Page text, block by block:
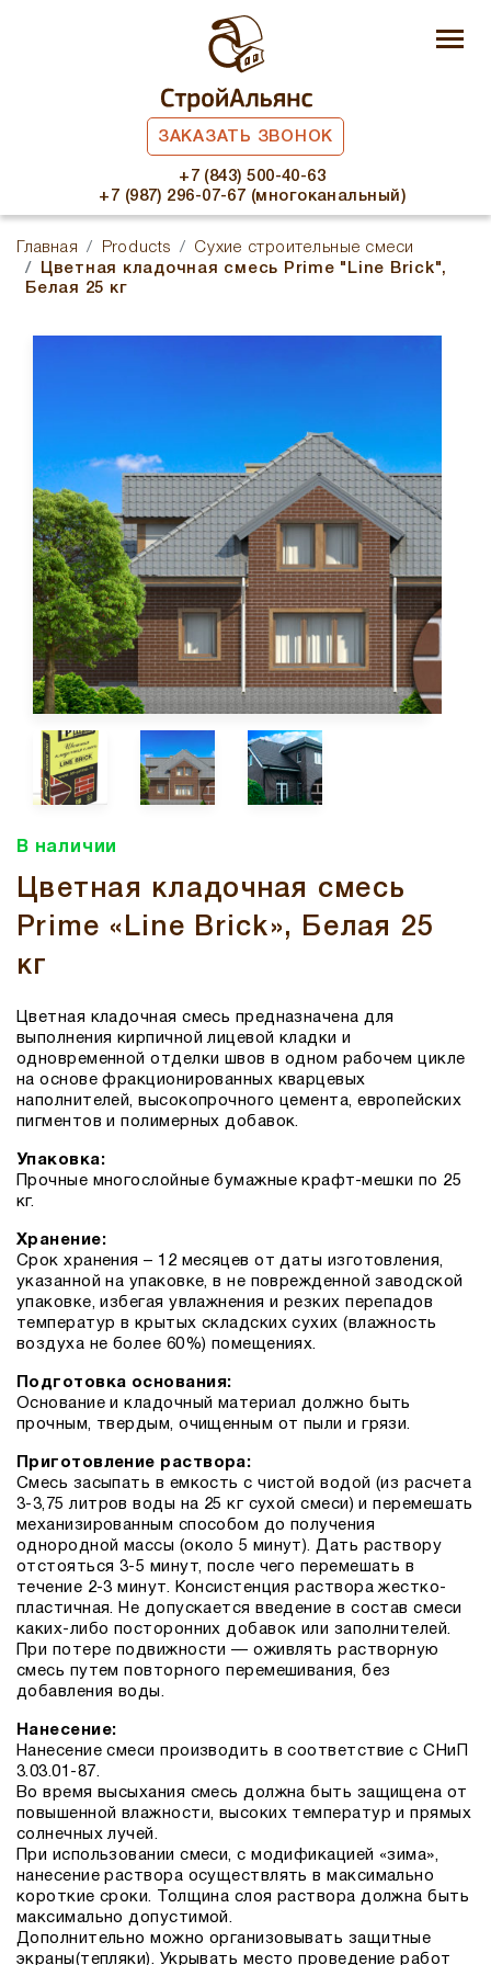
ЗАКАЗАТЬ ЗВОНОК
+7 (843) 500-40-63
+7 (987) 296-07-67 (многоканальный)
Главная Products
Сухие строительные смеси
Цветная кладочная смесь Prime "Line Brick",
Белая 25 кг
В наличии
Цветная кладочная смесь
Prime «Line Brick», Белая 25
кг
Цветная кладочная смесь предназначена для
выполнения кирпичной лицевой кладки и
одновременной отделки швов в одном рабочем цикле
на основе фракционированных кварцевых
наполнителей, высокопрочного цемента, европейских
пигментов и полимерных добавок.
Упаковка:
Прочные многослойные бумажные крафт-мешки по 25
кг.
Хранение:
Срок хранения – 12 месяцев от даты изготовления,
указанной на упаковке, в не поврежденной заводской
упаковке, избегая увлажнения и резких перепадов
температур в крытых складских сухих (влажность
воздуха не более 60%) помещениях.
Подготовка основания:
Основание и кладочный материал должно быть
прочным, твердым, очищенным от пыли и грязи.
Приготовление раствора:
Смесь засыпать в емкость с чистой водой (из расчета
3-3,75 литров воды на 25 кг сухой смеси) и перемешать
механизированным способом до получения
однородной массы (около 5 минут). Дать раствору
отстояться 3-5 минут, после чего перемешать в
течение 2-3 минут. Консистенция раствора жестко-
пластичная. Не допускается введение в состав смеси
каких-либо посторонних добавок или заполнителей.
При потере подвижности — оживлять растворную
смесь путем повторного перемешивания, без
добавления воды.
Нанесение:
Нанесение смеси производить в соответствие с СНиП
3.03.01-87.
Во время высыхания смесь должна быть защищена от
повышенной влажности, высоких температур и прямых
солнечных лучей.
При использовании смеси, с модификацией «зима»,
нанесение раствора осуществлять в максимально
короткие сроки. Толщина слоя раствора должна быть
максимально допустимой.
Дополнительно можно организовывать защитные
экраны(тепляки). Укрывать место проведение работ